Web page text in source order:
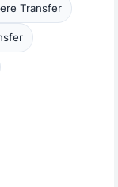
Transfer